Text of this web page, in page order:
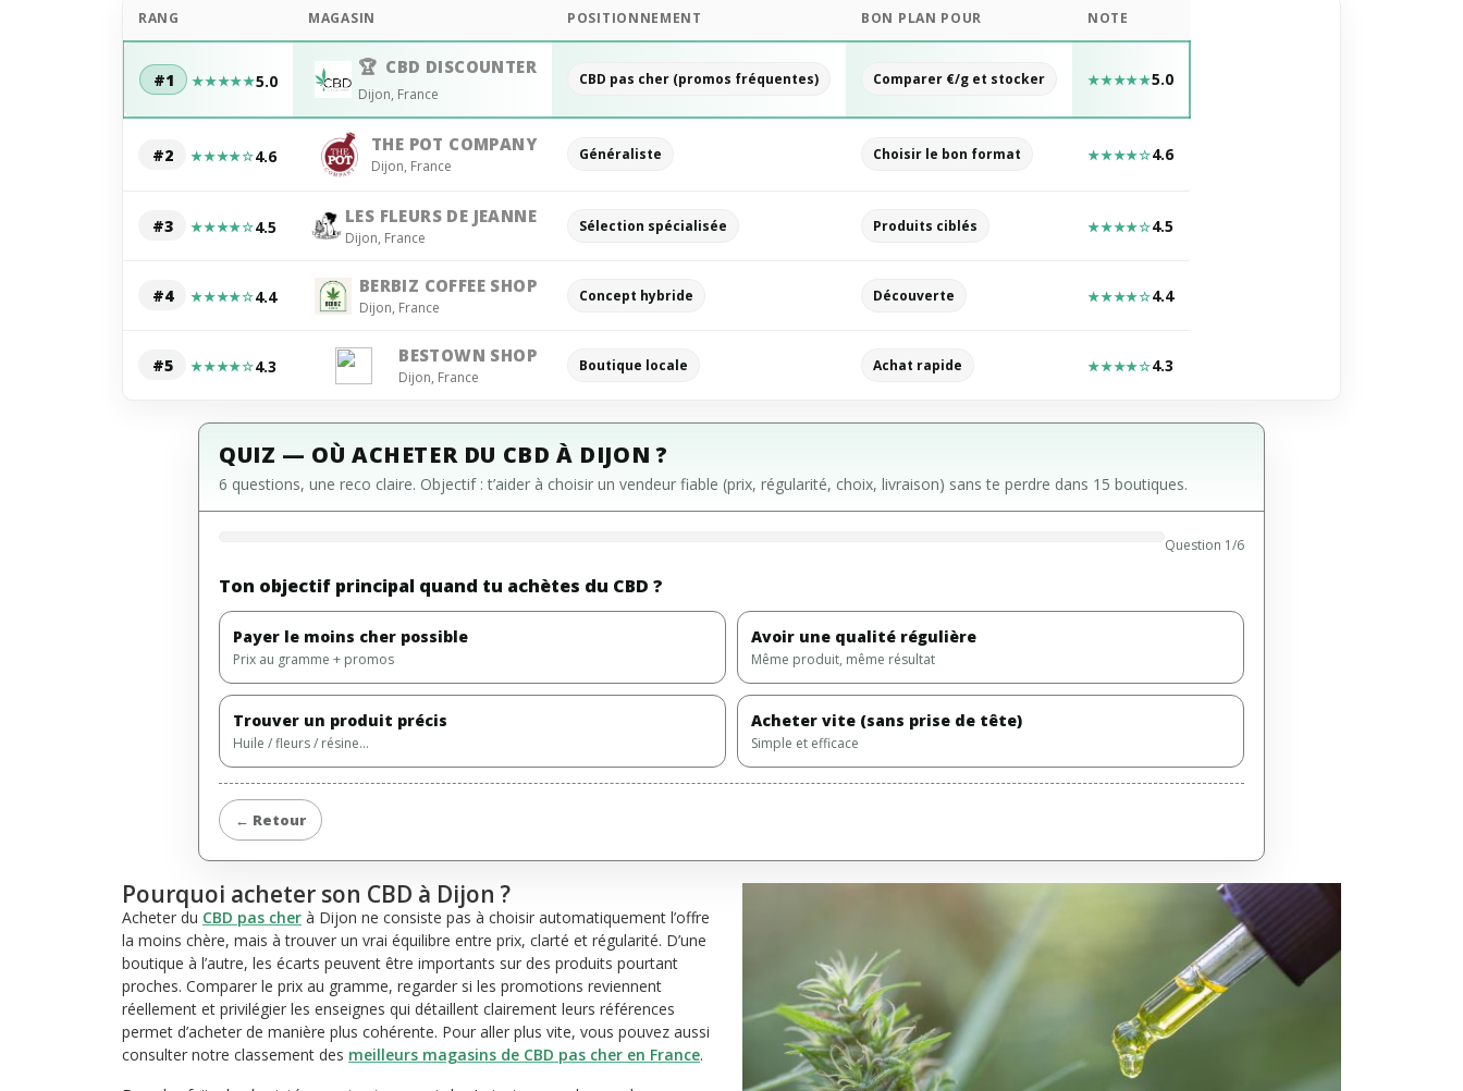
RANG MAGASIN POSITIONNEMENT BON PLAN POUR NOTE
#1 ★★★★★5.0
CBD DISCOUNTER
Dijon, France
CBD pas cher (promos fréquentes) Comparer €/g et stocker ★★★★★5.0
#2 ★★★★☆4.6
THE POT COMPANY
Dijon, France
Généraliste Choisir le bon format ★★★★☆4.6
#3 ★★★★☆4.5 LES FLEURS DE JEANNE
Dijon, France
Sélection spécialisée Produits ciblés ★★★★☆4.5
#4 ★★★★☆4.4 BERBIZ COFFEE SHOP
Dijon, France
Concept hybride Découverte ★★★★☆4.4
#5 ★★★★☆4.3 BESTOWN SHOP
Dijon, France
Boutique locale Achat rapide ★★★★☆4.3
QUIZ — OÙ ACHETER DU CBD À DIJON ?
6 questions, une reco claire. Objectif : t’aider à choisir un vendeur fiable (prix, régularité, choix, livraison) sans te perdre dans 15 boutiques.
Question 1/6
Ton objectif principal quand tu achètes du CBD ?
Payer le moins cher possible
Prix au gramme + promos
Avoir une qualité régulière
Même produit, même résultat
Trouver un produit précis
Huile / fleurs / résine…
Acheter vite (sans prise de tête)
Simple et efficace
← Retour
Pourquoi acheter son CBD à Dijon ?
Acheter du CBD pas cher à Dijon ne consiste pas à choisir automatiquement l’offre
la moins chère, mais à trouver un vrai équilibre entre prix, clarté et régularité. D’une
boutique à l’autre, les écarts peuvent être importants sur des produits pourtant
proches. Comparer le prix au gramme, regarder si les promotions reviennent
réellement et privilégier les enseignes qui détaillent clairement leurs références
permet d’acheter de manière plus cohérente. Pour aller plus vite, vous pouvez aussi
consulter notre classement des meilleurs magasins de CBD pas cher en France.